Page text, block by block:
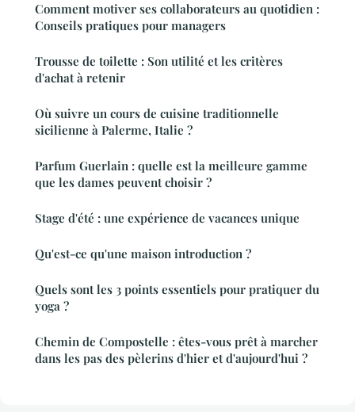
Comment motiver ses collaborateurs au quotidien :
Conseils pratiques pour managers
Trousse de toilette : Son utilité et les critères
d'achat à retenir
Où suivre un cours de cuisine traditionnelle
sicilienne à Palerme, Italie ?
Parfum Guerlain : quelle est la meilleure gamme
que les dames peuvent choisir ?
Stage d'été : une expérience de vacances unique
Qu'est-ce qu'une maison introduction ?
Quels sont les 3 points essentiels pour pratiquer du
yoga ?
Chemin de Compostelle : êtes-vous prêt à marcher
dans les pas des pèlerins d'hier et d'aujourd'hui ?